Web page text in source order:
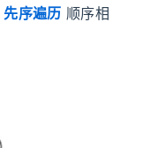
先序遍历 顺序相